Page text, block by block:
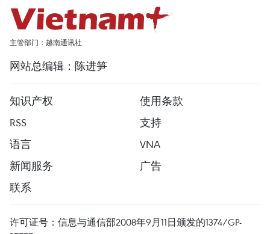
主管部门：越南通讯社
网站总编辑：陈进笋
知识产权
使用条款
RSS
支持
语言
VNA
新闻服务
广告
联系
许可证号：信息与通信部2008年9月11日颁发的1374/GP-